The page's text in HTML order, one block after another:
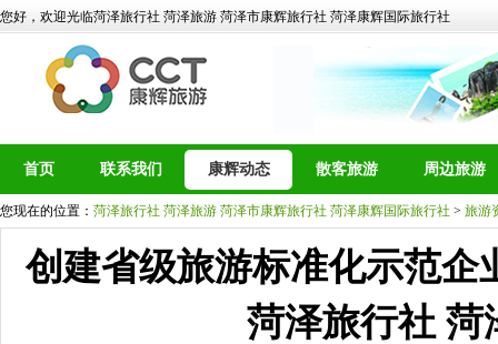
您好，欢迎光临菏泽旅行社 菏泽旅游 菏泽市康辉旅行社 菏泽康辉国际旅行社
首页 联系我们 康辉动态 散客旅游 周边旅游
您现在的位置： 菏泽旅行社 菏泽旅游 菏泽市康辉旅行社 菏泽康辉国际旅行社 > 旅游
创建省级旅游标准化示范企
菏泽旅行社 菏